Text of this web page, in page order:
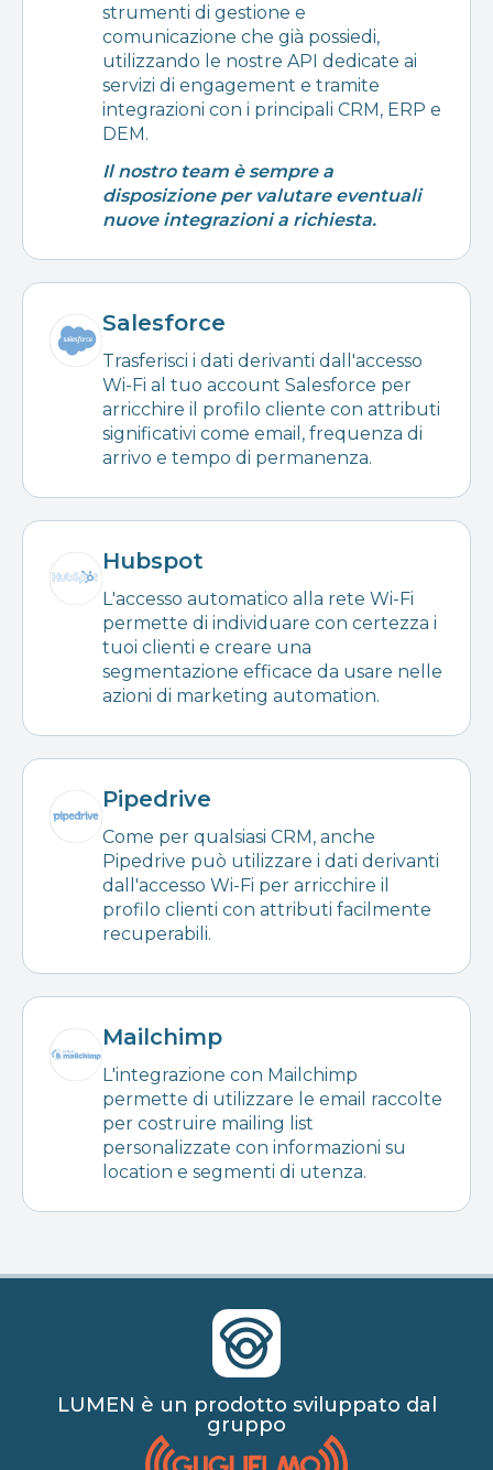
strumenti di gestione e
comunicazione che già possiedi,
utilizzando le nostre API dedicate ai
servizi di engagement e tramite
integrazioni con i principali CRM, ERP e
DEM.
Il nostro team è sempre a
disposizione per valutare eventuali
nuove integrazioni a richiesta.
Salesforce
Trasferisci i dati derivanti dall'accesso
Wi-Fi al tuo account Salesforce per
arricchire il profilo cliente con attributi
significativi come email, frequenza di
arrivo e tempo di permanenza.
Hubspot
L'accesso automatico alla rete Wi-Fi
permette di individuare con certezza i
tuoi clienti e creare una
segmentazione efficace da usare nelle
azioni di marketing automation.
Pipedrive
Come per qualsiasi CRM, anche
Pipedrive può utilizzare i dati derivanti
dall'accesso Wi-Fi per arricchire il
profilo clienti con attributi facilmente
recuperabili.
Mailchimp
L'integrazione con Mailchimp
permette di utilizzare le email raccolte
per costruire mailing list
personalizzate con informazioni su
location e segmenti di utenza.
LUMEN è un prodotto sviluppato dal
gruppo